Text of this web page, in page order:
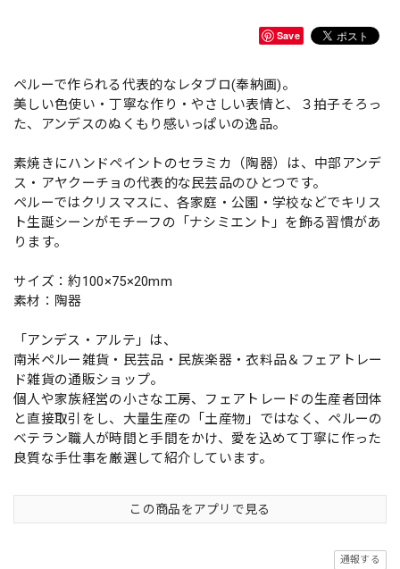
Save
ペルーで作られる代表的なレタブロ(奉納画)。
美しい色使い・丁寧な作り・やさしい表情と、３拍子そろっ
た、アンデスのぬくもり感いっぱいの逸品。
素焼きにハンドペイントのセラミカ（陶器）は、中部アンデ
ス・アヤクーチョの代表的な民芸品のひとつです。
ペルーではクリスマスに、各家庭・公園・学校などでキリス
ト生誕シーンがモチーフの「ナシミエント」を飾る習慣があ
ります。
サイズ：約100×75×20mm
素材：陶器
「アンデス・アルテ」は、
南米ペルー雑貨・民芸品・民族楽器・衣料品＆フェアトレー
ド雑貨の通販ショップ。
個人や家族経営の小さな工房、フェアトレードの生産者団体
と直接取引をし、大量生産の「土産物」ではなく、ペルーの
ベテラン職人が時間と手間をかけ、愛を込めて丁寧に作った
良質な手仕事を厳選して紹介しています。
この商品をアプリで見る
通報する